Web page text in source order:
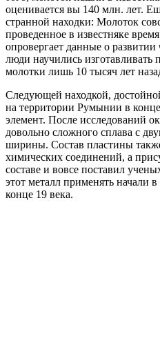
оценивается вы 140 млн. лет.
странной находки: Молоток
проведенное в известняке
опровергает данные о развитии
люди научились изготавливать
молотки лишь 10 тысяч лет
Следующей находкой,
на территории Румынии в
элемент. После исследований
довольно сложного сплава с
ширины. Состав пластины
химических соединений, а
составе и вовсе поставил
этот металл применять начали
конце 19 века.